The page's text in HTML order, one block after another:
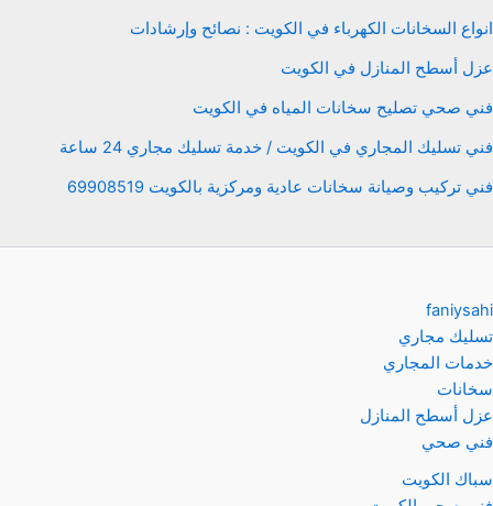
انواع السخانات الكهرباء في الكويت : نصائح وإرشادات
عزل أسطح المنازل في الكويت
فني صحي تصليح سخانات المياه في الكويت
فني تسليك المجاري في الكويت / خدمة تسليك مجاري 24 ساعة
فني تركيب وصيانة سخانات عادية ومركزية بالكويت 69908519
faniysahi
تسليك مجاري
خدمات المجاري
سخانات
عزل أسطح المنازل
فني صحي
سباك الكويت